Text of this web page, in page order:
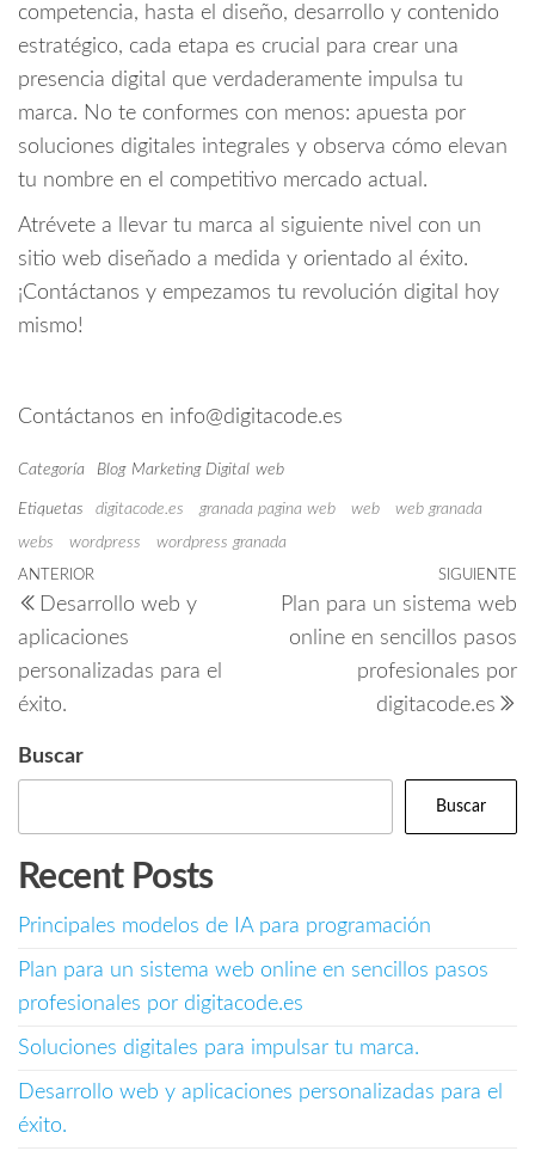
competencia, hasta el diseño, desarrollo y contenido
estratégico, cada etapa es crucial para crear una
presencia digital que verdaderamente impulsa tu
marca. No te conformes con menos: apuesta por
soluciones digitales integrales y observa cómo elevan
tu nombre en el competitivo mercado actual.
Atrévete a llevar tu marca al siguiente nivel con un
sitio web diseñado a medida y orientado al éxito.
¡Contáctanos y empezamos tu revolución digital hoy
mismo!
Contáctanos en info@digitacode.es
Categoría Blog Marketing Digital web
Etiquetas digitacode.es granada pagina web web
web granada
webs
wordpress wordpress granada
ANTERIOR
Desarrollo web y
aplicaciones
personalizadas para el
éxito.
SIGUIENTE
Plan para un sistema web
online en sencillos pasos
profesionales por
digitacode.es
Buscar
Buscar
Recent Posts
Principales modelos de IA para programación
Plan para un sistema web online en sencillos pasos
profesionales por digitacode.es
Soluciones digitales para impulsar tu marca.
Desarrollo web y aplicaciones personalizadas para el
éxito.